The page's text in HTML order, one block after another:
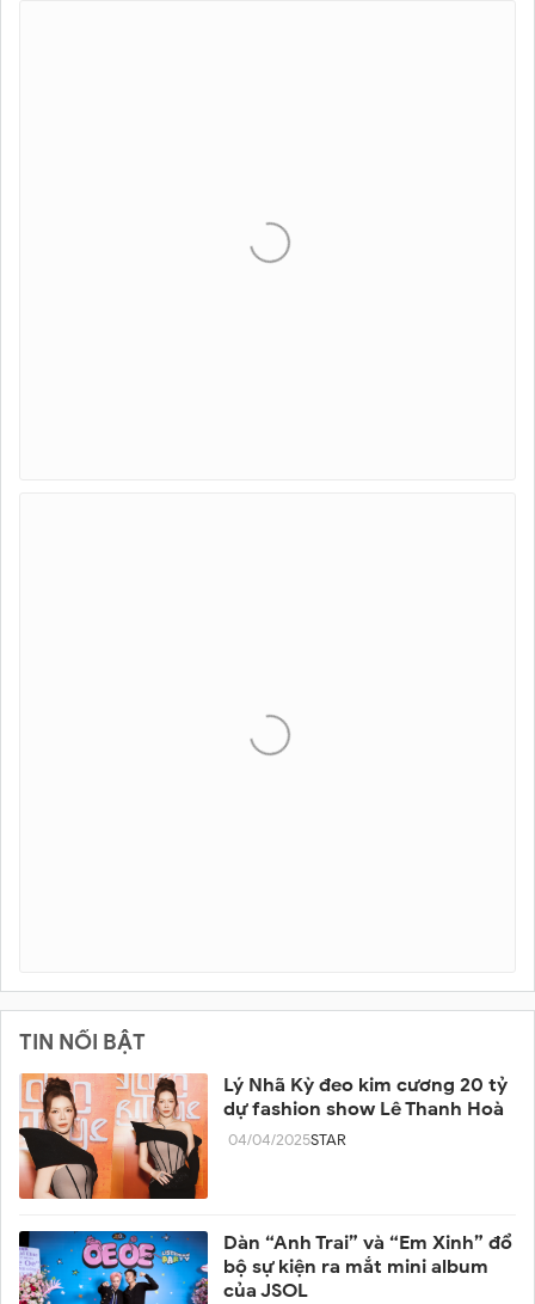
TIN NỔI BẬT
Lý Nhã Kỳ đeo kim cương 20 tỷ
dự fashion show Lê Thanh Hoà
04/04/2025STAR
Dàn “Anh Trai” và “Em Xinh” đổ
bộ sự kiện ra mắt mini album
của JSOL